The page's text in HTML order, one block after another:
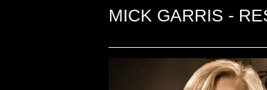
MICK GARRIS -